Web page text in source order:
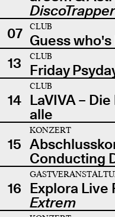
07
CLUB
Guess
13
CLUB
Friday
14
CLUB
LaVIVA –
alle
15
KONZERT
Conducting
16 Explora
Extrem